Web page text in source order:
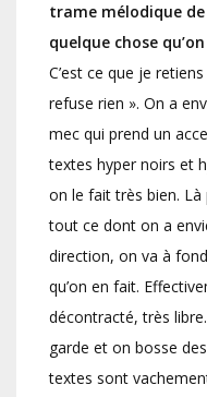
trame mélodique de
quelque chose
C’est ce que je
refuse rien ». On a
mec qui prend un
textes hyper noirs et
on le fait très bien.
tout ce dont on a
direction, on va à
qu’on en fait.
décontracté, très
garde et on bosse
textes sont